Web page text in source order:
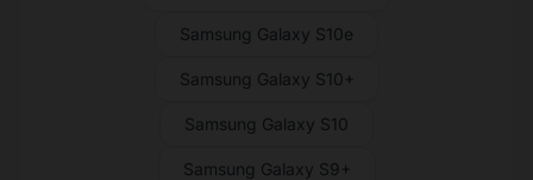
Samsung Galaxy S10e
Samsung Galaxy S10+
Samsung Galaxy S10
Samsung Galaxy S9+